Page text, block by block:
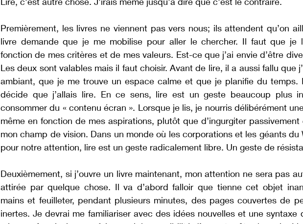
Premièrement, les livres ne viennent pas vers nous; ils attendent qu’on
livre demande que je me mobilise pour aller le chercher. Il faut que je
fonction de mes critères et de mes valeurs. Est-ce que j’ai envie d’être
Les deux sont valables mais il faut choisir. Avant de lire, il a aussi fallu que
ambiant, que je me trouve un espace calme et que je planifie du temps.
décide que j’allais lire. En ce sens, lire est un geste beaucoup plus
consommer du « contenu écran ». Lorsque je lis, je nourris délibérément
même en fonction de mes aspirations, plutôt que d’ingurgiter
mon champ de vision. Dans un monde où les corporations et les géants du
pour notre attention, lire est un geste radicalement libre. Un geste de
Deuxièmement, si j’ouvre un livre maintenant, mon attention ne sera pas
attirée par quelque chose. Il va d’abord falloir que tienne cet objet
mains et feuilleter, pendant plusieurs minutes, des pages couvertes de
inertes. Je devrai me familiariser avec des idées nouvelles et une syntaxe